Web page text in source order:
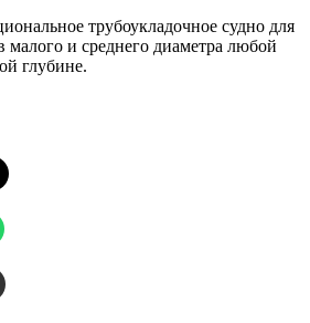
трубоукладочное судно для
малого и среднего диаметра любой
глубине.